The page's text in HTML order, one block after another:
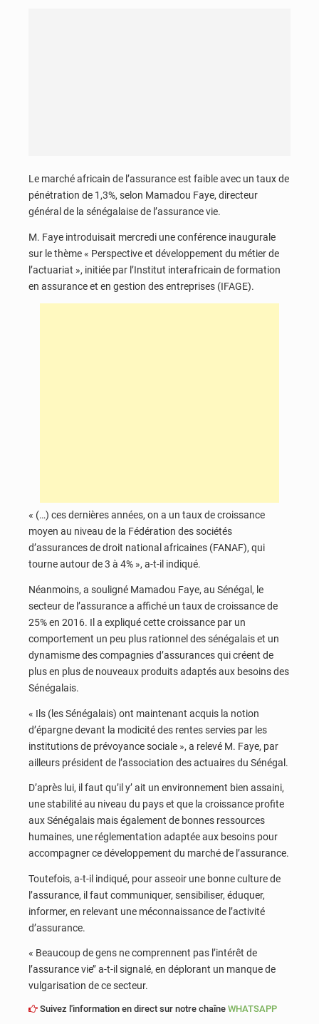
Le marché africain de l’assurance est faible avec un taux de
pénétration de 1,3%, selon Mamadou Faye, directeur
général de la sénégalaise de l’assurance vie.
M. Faye introduisait mercredi une conférence inaugurale
sur le thème « Perspective et développement du métier de
l’actuariat », initiée par l’Institut interafricain de formation
en assurance et en gestion des entreprises (IFAGE).
« (…) ces dernières années, on a un taux de croissance
moyen au niveau de la Fédération des sociétés
d’assurances de droit national africaines (FANAF), qui
tourne autour de 3 à 4% », a-t-il indiqué.
Néanmoins, a souligné Mamadou Faye, au Sénégal, le
secteur de l’assurance a affiché un taux de croissance de
25% en 2016. Il a expliqué cette croissance par un
comportement un peu plus rationnel des sénégalais et un
dynamisme des compagnies d’assurances qui créent de
plus en plus de nouveaux produits adaptés aux besoins des
Sénégalais.
« Ils (les Sénégalais) ont maintenant acquis la notion
d’épargne devant la modicité des rentes servies par les
institutions de prévoyance sociale », a relevé M. Faye, par
ailleurs président de l’association des actuaires du Sénégal.
D’après lui, il faut qu’il y’ ait un environnement bien assaini,
une stabilité au niveau du pays et que la croissance profite
aux Sénégalais mais également de bonnes ressources
humaines, une réglementation adaptée aux besoins pour
accompagner ce développement du marché de l’assurance.
Toutefois, a-t-il indiqué, pour asseoir une bonne culture de
l’assurance, il faut communiquer, sensibiliser, éduquer,
informer, en relevant une méconnaissance de l’activité
d’assurance.
« Beaucoup de gens ne comprennent pas l’intérêt de
l’assurance vie’’ a-t-il signalé, en déplorant un manque de
vulgarisation de ce secteur.
Suivez l'information en direct sur notre chaîne WHATSAPP